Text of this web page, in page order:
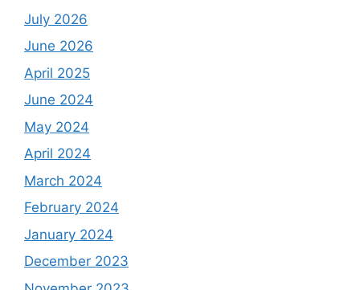
July 2026
June 2026
April 2025
June 2024
May 2024
April 2024
March 2024
February 2024
January 2024
December 2023